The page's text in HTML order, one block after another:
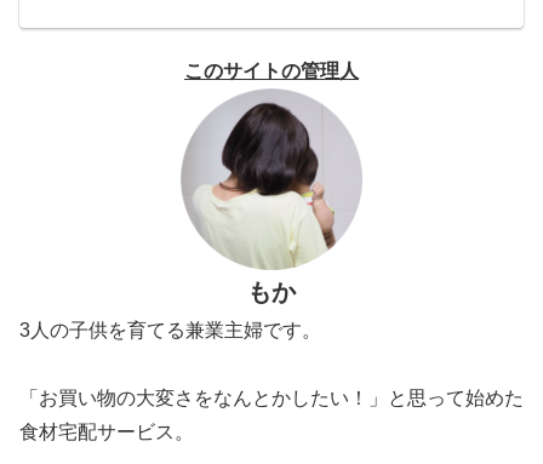
このサイトの管理人
もか
3人の子供を育てる兼業主婦です。
「お買い物の大変さをなんとかしたい！」と思って始めた
食材宅配サービス。